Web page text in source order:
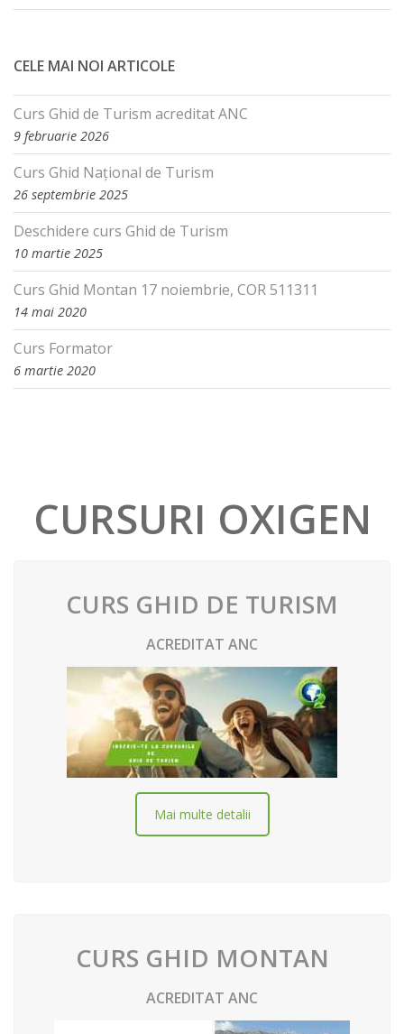
CELE MAI NOI ARTICOLE
Curs Ghid de Turism acreditat ANC
9 februarie 2026
Curs Ghid Național de Turism
26 septembrie 2025
Deschidere curs Ghid de Turism
10 martie 2025
Curs Ghid Montan 17 noiembrie, COR 511311
14 mai 2020
Curs Formator
6 martie 2020
CURSURI OXIGEN
CURS GHID DE TURISM
ACREDITAT ANC
Mai multe detalii
CURS GHID MONTAN
ACREDITAT ANC